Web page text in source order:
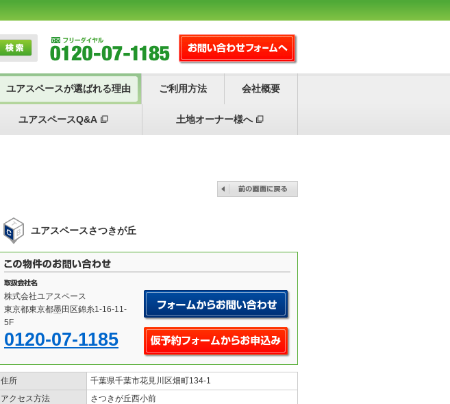
ユアスペースが選ばれる理由 ご利用方法 会社概要
ユアスペースQ&A 土地オーナー様へ
ユアスペースさつきが丘
株式会社ユアスペース
東京都東京都墨田区錦糸1-16-11-
5F
0120-07-1185
住所
千葉県千葉市花見川区畑町134-1
アクセス方法
さつきが丘西小前